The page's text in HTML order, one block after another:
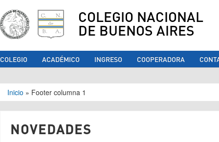
COLEGIO NACIONAL
DE BUENOS AIRES
COLEGIO ACADÉMICO INGRESO COOPERADORA
Se encuentra usted aquí
Inicio » Footer columna 1
NOVEDADES